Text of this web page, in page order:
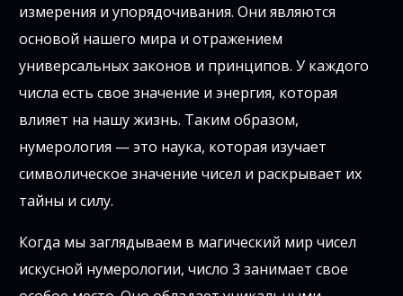
измерения и упорядочивания. Они являются
основой нашего мира и отражением
универсальных законов и принципов. У каждого
числа есть свое значение и энергия, которая
влияет на нашу жизнь. Таким образом,
нумерология — это наука, которая изучает
символическое значение чисел и раскрывает их
тайны и силу.
Когда мы заглядываем в магический мир чисел
искусной нумерологии, число 3 занимает свое